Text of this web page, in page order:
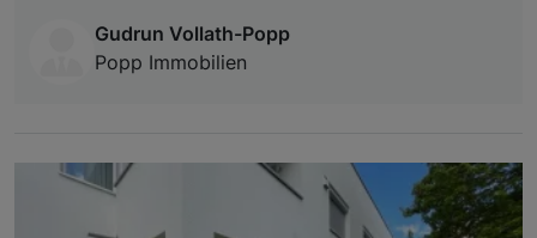
Gudrun Vollath-Popp
Popp Immobilien